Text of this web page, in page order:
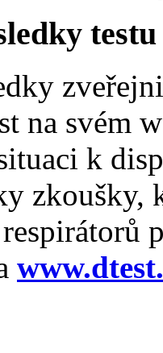
na svém
k
zkoušky,